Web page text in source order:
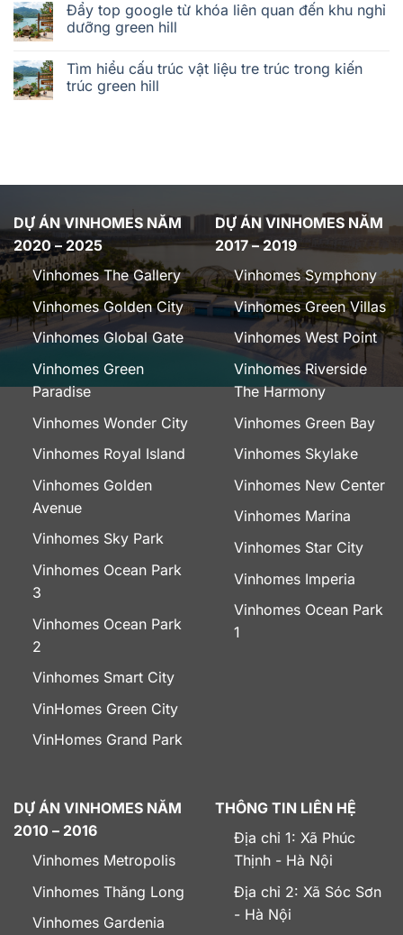
Đẩy top google từ khóa liên quan đến khu nghỉ
dưỡng green hill
Tìm hiểu cấu trúc vật liệu tre trúc trong kiến
trúc green hill
DỰ ÁN VINHOMES NĂM
2020 – 2025
Vinhomes The Gallery
Vinhomes Golden City
Vinhomes Global Gate
Vinhomes Green
Paradise
Vinhomes Wonder City
Vinhomes Royal Island
Vinhomes Golden
Avenue
Vinhomes Sky Park
Vinhomes Ocean Park
3
Vinhomes Ocean Park
2
Vinhomes Smart City
VinHomes Green City
VinHomes Grand Park
DỰ ÁN VINHOMES NĂM
2017 – 2019
Vinhomes Symphony
Vinhomes Green Villas
Vinhomes West Point
Vinhomes Riverside
The Harmony
Vinhomes Green Bay
Vinhomes Skylake
Vinhomes New Center
Vinhomes Marina
Vinhomes Star City
Vinhomes Imperia
Vinhomes Ocean Park
1
DỰ ÁN VINHOMES NĂM
2010 – 2016
Vinhomes Metropolis
Vinhomes Thăng Long
Vinhomes Gardenia
THÔNG TIN LIÊN HỆ
Địa chỉ 1: Xã Phúc
Thịnh - Hà Nội
Địa chỉ 2: Xã Sóc Sơn
- Hà Nội